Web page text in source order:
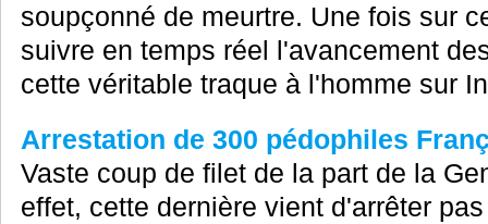
soupçonné de meurtre. Une fois sur
suivre en temps réel l'avancement
cette véritable traque à l'homme sur
Arrestation de 300 pédophiles
Vaste coup de filet de la part de la
effet, cette dernière vient d'arrêter